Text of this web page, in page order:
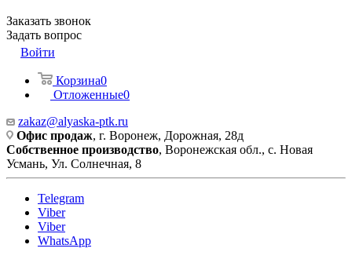
Заказать звонок
Задать вопрос
Войти
Корзина0
Отложенные0
zakaz@alyaska-ptk.ru
Офис продаж, г. Воронеж, Дорожная, 28д
Собственное производство, Воронежская обл., с. Новая
Усмань, Ул. Солнечная, 8
Telegram
Viber
Viber
WhatsApp